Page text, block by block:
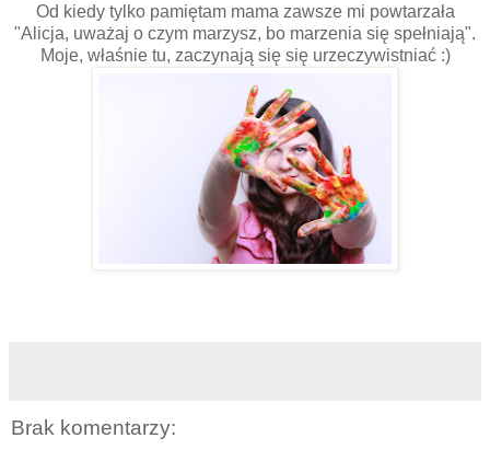
Od kiedy tylko pamiętam mama zawsze mi powtarzała
"Alicja, uważaj o czym marzysz, bo marzenia się spełniają".
Moje, właśnie tu, zaczynają się się urzeczywistniać :)
Brak komentarzy: